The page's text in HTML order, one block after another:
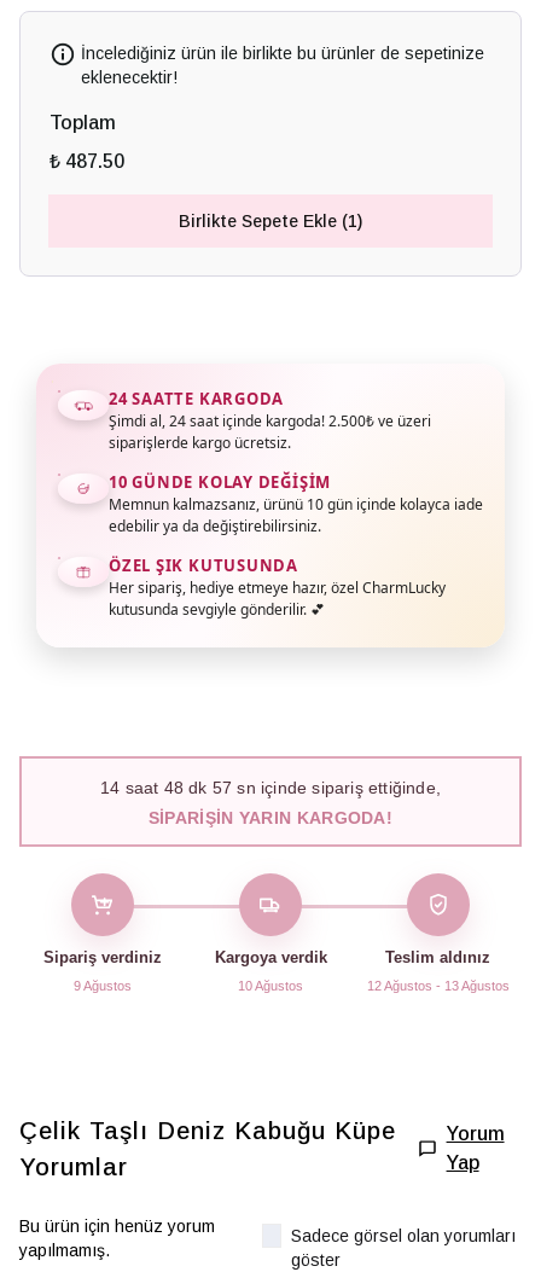
İncelediğiniz ürün ile birlikte bu ürünler de sepetinize
eklenecektir!
Toplam
₺ 487.50
Birlikte Sepete Ekle (1)
24 SAATTE KARGODA
Şimdi al, 24 saat içinde kargoda! 2.500₺ ve üzeri
siparişlerde kargo ücretsiz.
10 GÜNDE KOLAY DEĞIŞIM
Memnun kalmazsanız, ürünü 10 gün içinde kolayca iade
edebilir ya da değiştirebilirsiniz.
ÖZEL ŞIK KUTUSUNDA
Her sipariş, hediye etmeye hazır, özel CharmLucky
kutusunda sevgiyle gönderilir. 💕
14 saat 48 dk 56 sn içinde sipariş ettiğinde,
SIPARIŞIN YARIN KARGODA!
Sipariş verdiniz
9 Ağustos
Kargoya verdik
10 Ağustos
Teslim aldınız
12 Ağustos - 13 Ağustos
Çelik Taşlı Deniz Kabuğu Küpe
Yorumlar
Yorum
Yap
Bu ürün için henüz yorum
yapılmamış.
Sadece görsel olan yorumları
göster